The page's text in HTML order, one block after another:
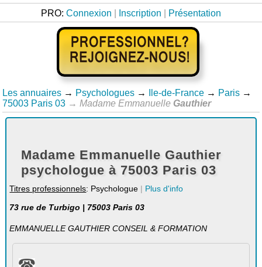
PRO: Connexion Inscription Présentation
Les annuaires → Psychologues → Ile-de-France → Paris →
75003 Paris 03 → Madame Emmanuelle Gauthier
Madame Emmanuelle Gauthier
psychologue à 75003 Paris 03
Titres professionnels: Psychologue | Plus d'info
73 rue de Turbigo | 75003 Paris 03
EMMANUELLE GAUTHIER CONSEIL & FORMATION